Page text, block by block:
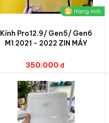
Hàng mới
Kính Pro12.9/ Gen5/ Gen6
M1 2021 - 2022 ZIN MÁY
350.000